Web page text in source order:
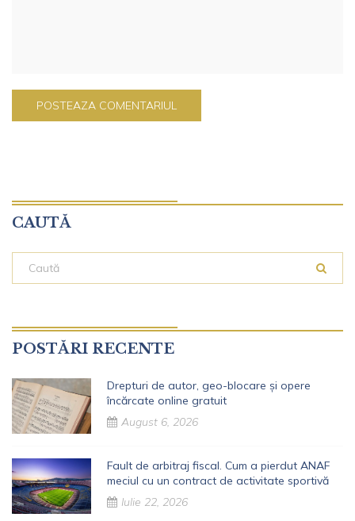
CAUTĂ
POSTĂRI RECENTE
Drepturi de autor, geo-blocare și opere
încărcate online gratuit
August 6, 2026
Fault de arbitraj fiscal. Cum a pierdut ANAF
meciul cu un contract de activitate sportivă
Iulie 22, 2026